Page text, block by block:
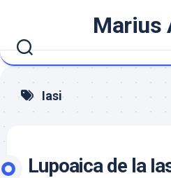
content
Marius
Iasi
Lupoaica de la